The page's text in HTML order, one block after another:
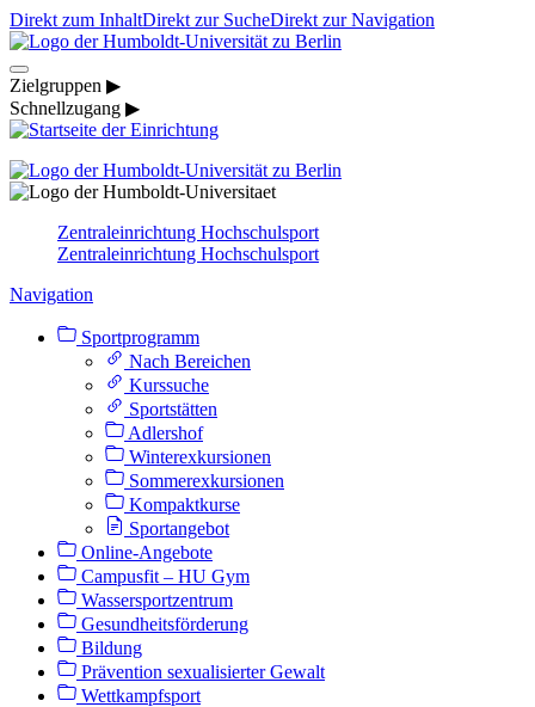
Direkt zum InhaltDirekt zur SucheDirekt zur Navigation
Zielgruppen ▶
Schnellzugang ▶
Zentraleinrichtung Hochschulsport
Zentraleinrichtung Hochschulsport
Navigation
Sportprogramm
Nach Bereichen
Kurssuche
Sportstätten
Adlershof
Winterexkursionen
Sommerexkursionen
Kompaktkurse
Sportangebot
Online-Angebote
Campusfit – HU Gym
Wassersportzentrum
Gesundheitsförderung
Bildung
Prävention sexualisierter Gewalt
Wettkampfsport